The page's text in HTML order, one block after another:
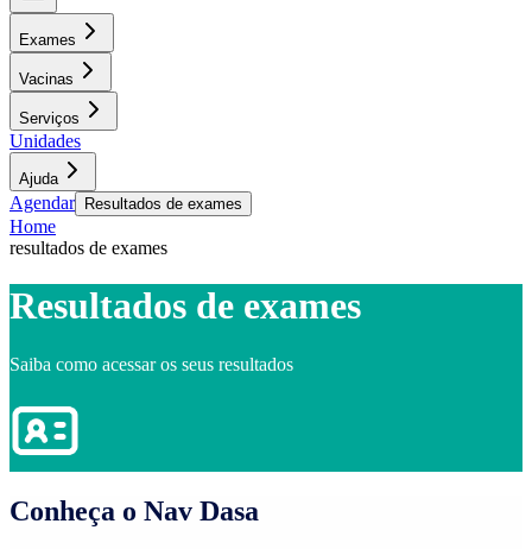
Exames
Vacinas
Serviços
Unidades
Ajuda
Agendar Resultados de exames
Home
resultados de exames
Resultados de exames
Saiba como acessar os seus resultados
Conheça o Nav Dasa